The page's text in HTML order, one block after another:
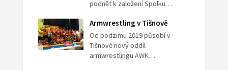
podnět k založení Spolku…
Armwrestling v Tišnově
Od podzimu 2019 působí v
Tišnově nový oddíl
armwrestlingu AWK…